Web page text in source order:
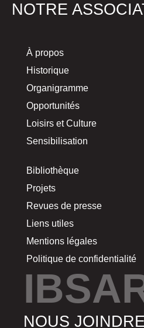
NOTRE
À propos
Historique
Organigramme
Opportunités
Loisirs et Culture
Sensibilisation
Bibliothèque
Projets
Revues de presse
Liens utiles
Mentions légales
Politique de confidentialité
NOUS JOINDRE